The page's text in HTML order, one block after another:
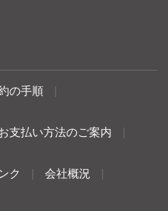
の手順
支払い方法のご案内
ク 会社概況